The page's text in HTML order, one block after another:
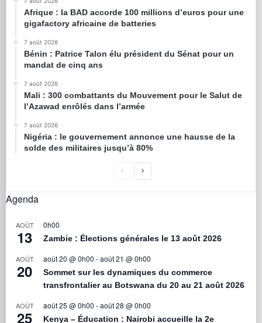
Afrique : la BAD accorde 100 millions d’euros pour une
gigafactory africaine de batteries
7 août 2026
Bénin : Patrice Talon élu président du Sénat pour un
mandat de cinq ans
7 août 2026
Mali : 300 combattants du Mouvement pour le Salut de
l’Azawad enrôlés dans l’armée
7 août 2026
Nigéria : le gouvernement annonce une hausse de la
solde des militaires jusqu’à 80%
Agenda
AOÛT
13
0h00
Zambie : Élections générales le 13 août 2026
AOÛT
20
août 20 @ 0h00 -août 21 @ 0h00
Sommet sur les dynamiques du commerce
transfrontalier au Botswana du 20 au 21 août 2026
AOÛT
25
août 25 @ 0h00 -août 28 @ 0h00
Kenya – Éducation : Nairobi accueille la 2e